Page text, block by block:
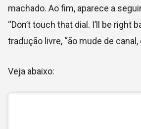
machado. Ao fim, aparece a
“Don’t touch that dial. I’ll be right
tradução livre, “ão mude de canal,
Veja abaixo: